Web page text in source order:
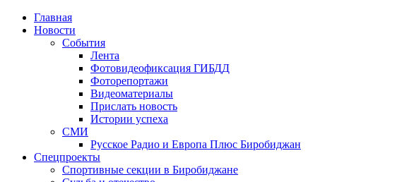
Главная
Новости
События
Лента
Фотовидеофиксация ГИБДД
Фоторепортажи
Видеоматериалы
Прислать новость
Истории успеха
СМИ
Русское Радио и Европа Плюс Биробиджан
Спецпроекты
Спортивные секции в Биробиджане